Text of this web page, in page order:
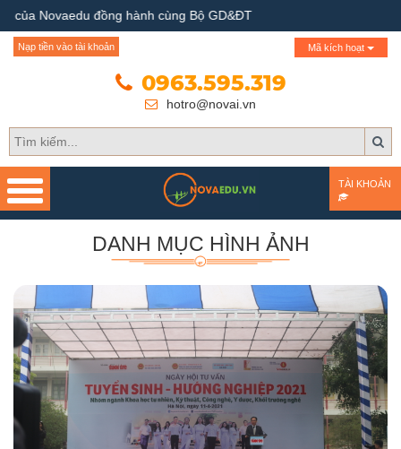
Quy trình hướng nghiệp
Bài test
Tài liệu
Khóa học
Đơn vị đào tạo
Nhóm ngành nghề
Gương sáng học sinh -
người nổi tiếng
Xu hướng ngành nghề
Novaedu đồng hành cùng Bộ GD&ĐT
Nạp tiền vào tài khoản Mã kích hoạt
0963.595.319
hotro@novai.vn
TÀI KHOẢN
DANH MỤC HÌNH ẢNH